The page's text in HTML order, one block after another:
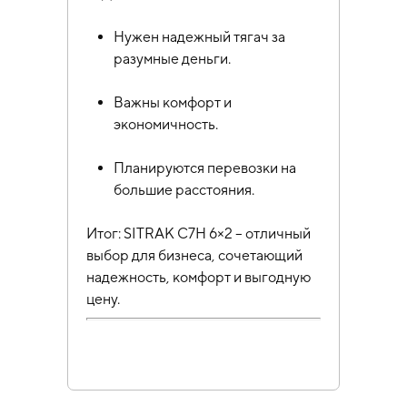
Нужен надежный тягач за
разумные деньги.
Важны комфорт и
экономичность.
Планируются перевозки на
большие расстояния.
Итог: SITRAK C7H 6×2 – отличный
выбор для бизнеса, сочетающий
надежность, комфорт и выгодную
цену.